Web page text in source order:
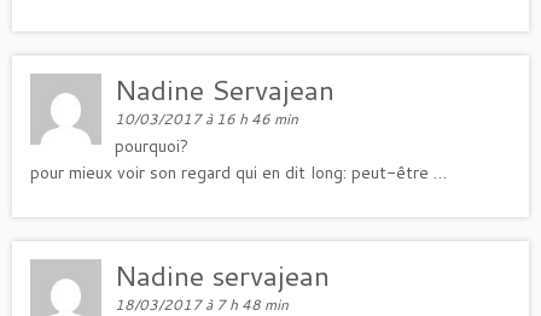
Nadine Servajean
10/03/2017 à 16 h 46 min
pourquoi?
pour mieux voir son regard qui en dit long: peut-être …
Nadine servajean
18/03/2017 à 7 h 48 min